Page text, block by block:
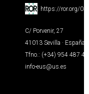
: https://ror.org/
C/ Porvenir, 27
41013 Sevilla · España
Tfno.: (+34) 954 487
info-eus@us.es